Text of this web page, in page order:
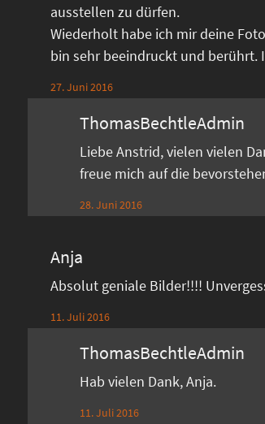
ausstellen zu dürfen.
Wiederholt habe ich mir deine
bin sehr beeindruckt und berührt.
27. Juni 2016
ThomasBechtleAdmin
Liebe Anstrid, vielen vielen
freue mich auf die
28. Juni 2016
Anja
Absolut geniale Bilder!!!!
11. Juli 2016
ThomasBechtleAdmin
Hab vielen Dank, Anja.
11. Juli 2016